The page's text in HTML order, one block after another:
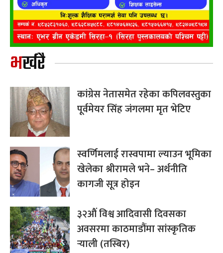
भर्खरै
कांग्रेस नेतासमेत रहेका कपिलवस्तुका
पूर्वमेयर सिंह जंगलमा मृत भेटिए
स्वर्णिमलाई रास्वपामा ल्याउन भूमिका
खेलेका श्रीरामले भने– अर्थनीति
कागजी सूत्र होइन
३२औं विश्व आदिवासी दिवसका
अवसरमा काठमाडौंमा सांस्कृतिक
र्‍याली (तस्बिर)